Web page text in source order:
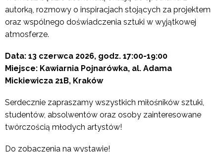
autorką, rozmowy o inspiracjach stojących za projektem
oraz wspólnego doświadczenia sztuki w wyjątkowej
atmosferze.
Data: 13 czerwca 2026, godz. 17:00-19:00
Miejsce: Kawiarnia Pojnarówka, al. Adama
Mickiewicza 21B, Kraków
Serdecznie zapraszamy wszystkich miłośników sztuki,
studentów, absolwentów oraz osoby zainteresowane
twórczością młodych artystów!
Do zobaczenia na wystawie!